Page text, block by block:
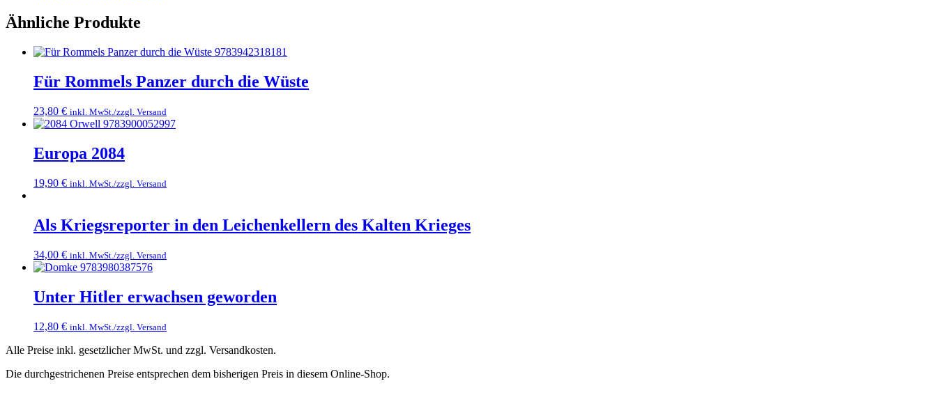
Ähnliche Produkte
Für Rommels Panzer durch die Wüste
23,80 € inkl. MwSt./zzgl. Versand
Europa 2084
19,90 € inkl. MwSt./zzgl. Versand
Als Kriegsreporter in den Leichenkellern des Kalten Krieges
34,00 € inkl. MwSt./zzgl. Versand
Unter Hitler erwachsen geworden
12,80 € inkl. MwSt./zzgl. Versand
Alle Preise inkl. gesetzlicher MwSt. und zzgl. Versandkosten.
Die durchgestrichenen Preise entsprechen dem bisherigen Preis in diesem Online-Shop.